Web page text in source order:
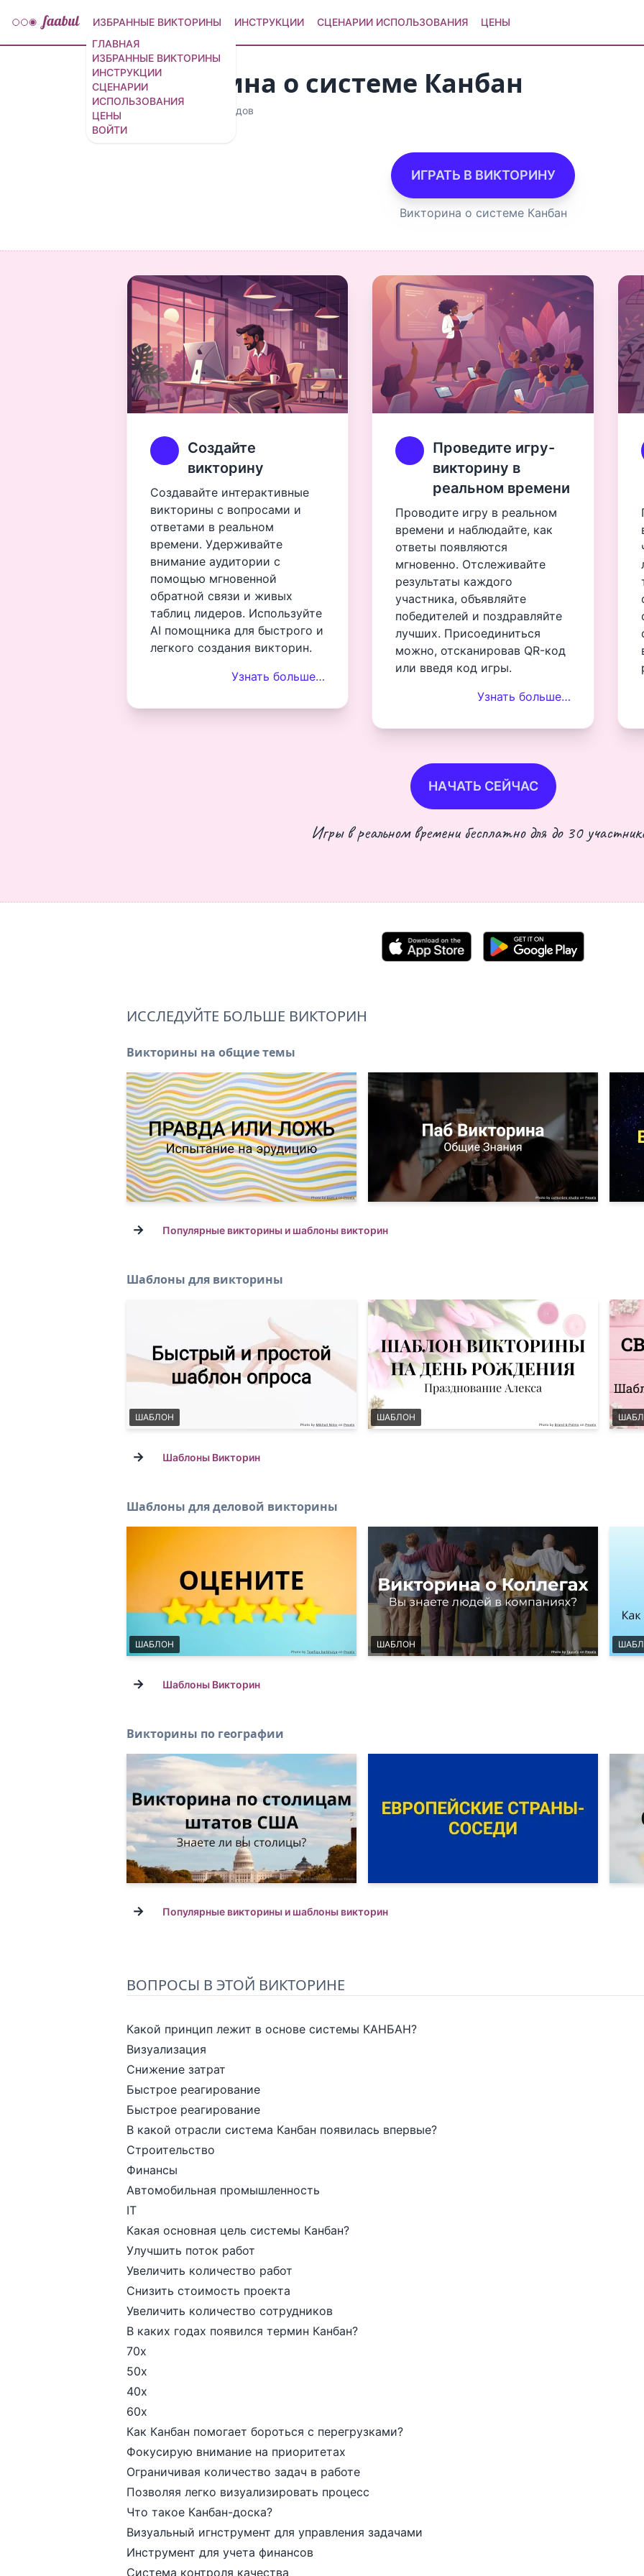
ГЛАВНАЯ
ИЗБРАННЫЕ ВИКТОРИНЫ
ИНСТРУКЦИИ
СЦЕНАРИИ
ИСПОЛЬЗОВАНИЯ
ЦЕНЫ
ВОЙТИ
ИЗБРАННЫЕ ВИКТОРИНЫ ИНСТРУКЦИИ СЦЕНАРИИ ИСПОЛЬЗОВАНИЯ ЦЕНЫ
Викторина о системе Канбан
26 слайдов
ИГРАТЬ В ВИКТОРИНУ
Викторина о системе Канбан
Создайте
викторину
Создавайте интерактивные
викторины с вопросами и
ответами в реальном
времени. Удерживайте
внимание аудитории с
помощью мгновенной
обратной связи и живых
таблиц лидеров. Используйте
AI помощника для быстрого и
легкого создания викторин.
Узнать больше…
Проведите игру-
викторину в
реальном времени
Проводите игру в реальном
времени и наблюдайте, как
ответы появляются
мгновенно. Отслеживайте
результаты каждого
участника, объявляйте
победителей и поздравляйте
лучших. Присоединиться
можно, отсканировав QR-код
или введя код игры.
Узнать больше…
НАЧАТЬ СЕЙЧАС
Игры в реальном времени бесплатно для до 30
ИССЛЕДУЙТЕ БОЛЬШЕ ВИКТОРИН
Викторины на общие темы
→ Популярные викторины и шаблоны викторин
Шаблоны для викторины
ШАБЛОН ШАБЛОН
→ Шаблоны Викторин
Шаблоны для деловой викторины
ШАБЛОН ШАБЛОН
→ Шаблоны Викторин
Викторины по географии
→ Популярные викторины и шаблоны викторин
ВОПРОСЫ В ЭТОЙ ВИКТОРИНЕ
Какой принцип лежит в основе системы КАНБАН?
Визуализация
Снижение затрат
Быстрое реагирование
Быстрое реагирование
В какой отрасли система Канбан появилась впервые?
Строительство
Финансы
Автомобильная промышленность
IT
Какая основная цель системы Канбан?
Улучшить поток работ
Увеличить количество работ
Снизить стоимость проекта
Увеличить количество сотрудников
В каких годах появился термин Канбан?
70х
50х
40х
60х
Как Канбан помогает бороться с перегрузками?
Фокусирую внимание на приоритетах
Ограничивая количество задач в работе
Позволяя легко визуализировать процесс
Что такое Канбан-доска?
Визуальный игнструмент для управления задачами
Инструмент для учета финансов
Система контроля качества